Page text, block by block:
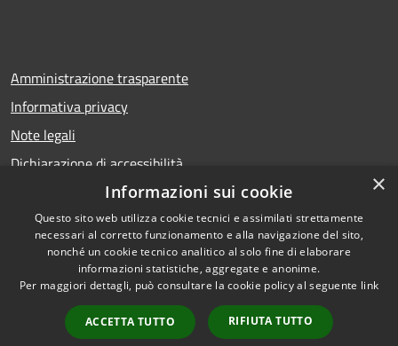
Amministrazione trasparente
Informativa privacy
Note legali
Dichiarazione di accessibilità
RSS
Accessibilità
Privacy
Mappa del sito
Copyright © 2026 • Comune di
Calcio • Powered by
Municipium•Accesso
redazione
×
Informazioni sui cookie
Questo sito web utilizza cookie tecnici e assimilati strettamente
necessari al corretto funzionamento e alla navigazione del sito,
nonché un cookie tecnico analitico al solo fine di elaborare
informazioni statistiche, aggregate e anonime.
Per maggiori dettagli, può consultare la cookie policy al seguente link
ACCETTA TUTTO RIFIUTA TUTTO